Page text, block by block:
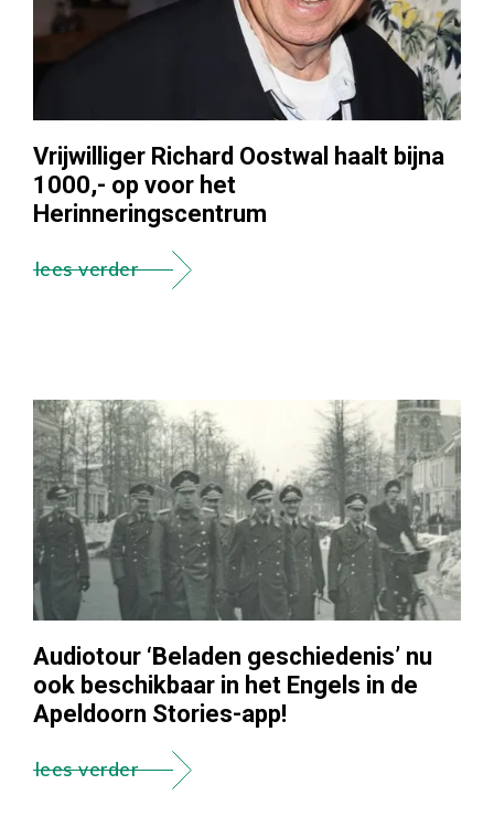
Vrijwilliger Richard Oostwal haalt bijna
1000,- op voor het
Herinneringscentrum
lees verder
Audiotour ‘Beladen geschiedenis’ nu
ook beschikbaar in het Engels in de
Apeldoorn Stories-app!
lees verder